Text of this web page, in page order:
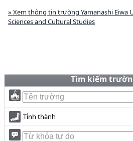
» Xem thông tin trường Yamanashi Eiwa
Sciences and Cultural Studies
Tìm kiếm
Tỉnh thành